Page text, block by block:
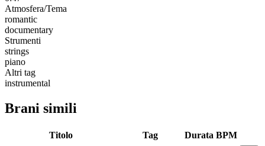
Atmosfera/Tema
romantic
documentary
Strumenti
strings
piano
Altri tag
instrumental
Brani simili
Titolo Tag Durata BPM